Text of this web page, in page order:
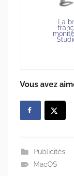
La
Vous avez
Publicités
MacOS